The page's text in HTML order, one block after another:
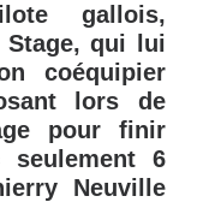
gallois,
Stage, qui lui
coéquipier
lors de
pour finir
seulement 6
Neuville